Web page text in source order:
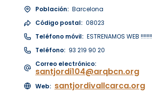
Población: Barcelona
Código postal: 08023
Teléfono móvil: ESTRENAMOS WEB
Teléfono: 93 219 90 20
Correo electrónico:
santjordi104@arqbcn.org
Web: santjordivallcarca.org